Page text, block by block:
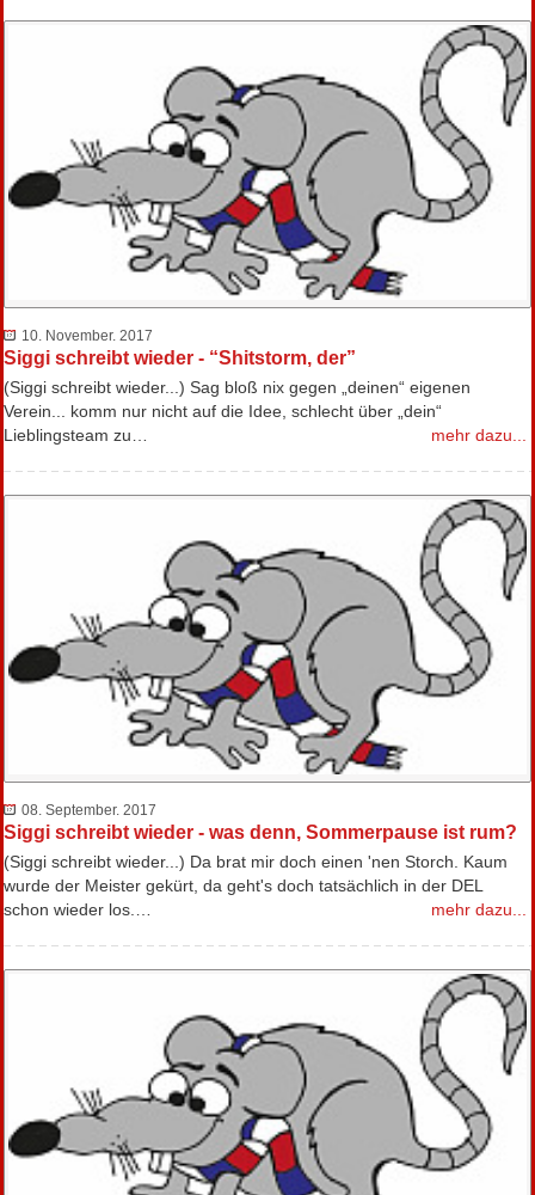
10. November. 2017
Siggi schreibt wieder - “Shitstorm, der”
(Siggi schreibt wieder...) Sag bloß nix gegen „deinen“ eigenen
Verein... komm nur nicht auf die Idee, schlecht über „dein“
Lieblingsteam zu…
mehr dazu...
08. September. 2017
Siggi schreibt wieder - was denn, Sommerpause ist rum?
(Siggi schreibt wieder...) Da brat mir doch einen 'nen Storch. Kaum
wurde der Meister gekürt, da geht's doch tatsächlich in der DEL
schon wieder los.…
mehr dazu...